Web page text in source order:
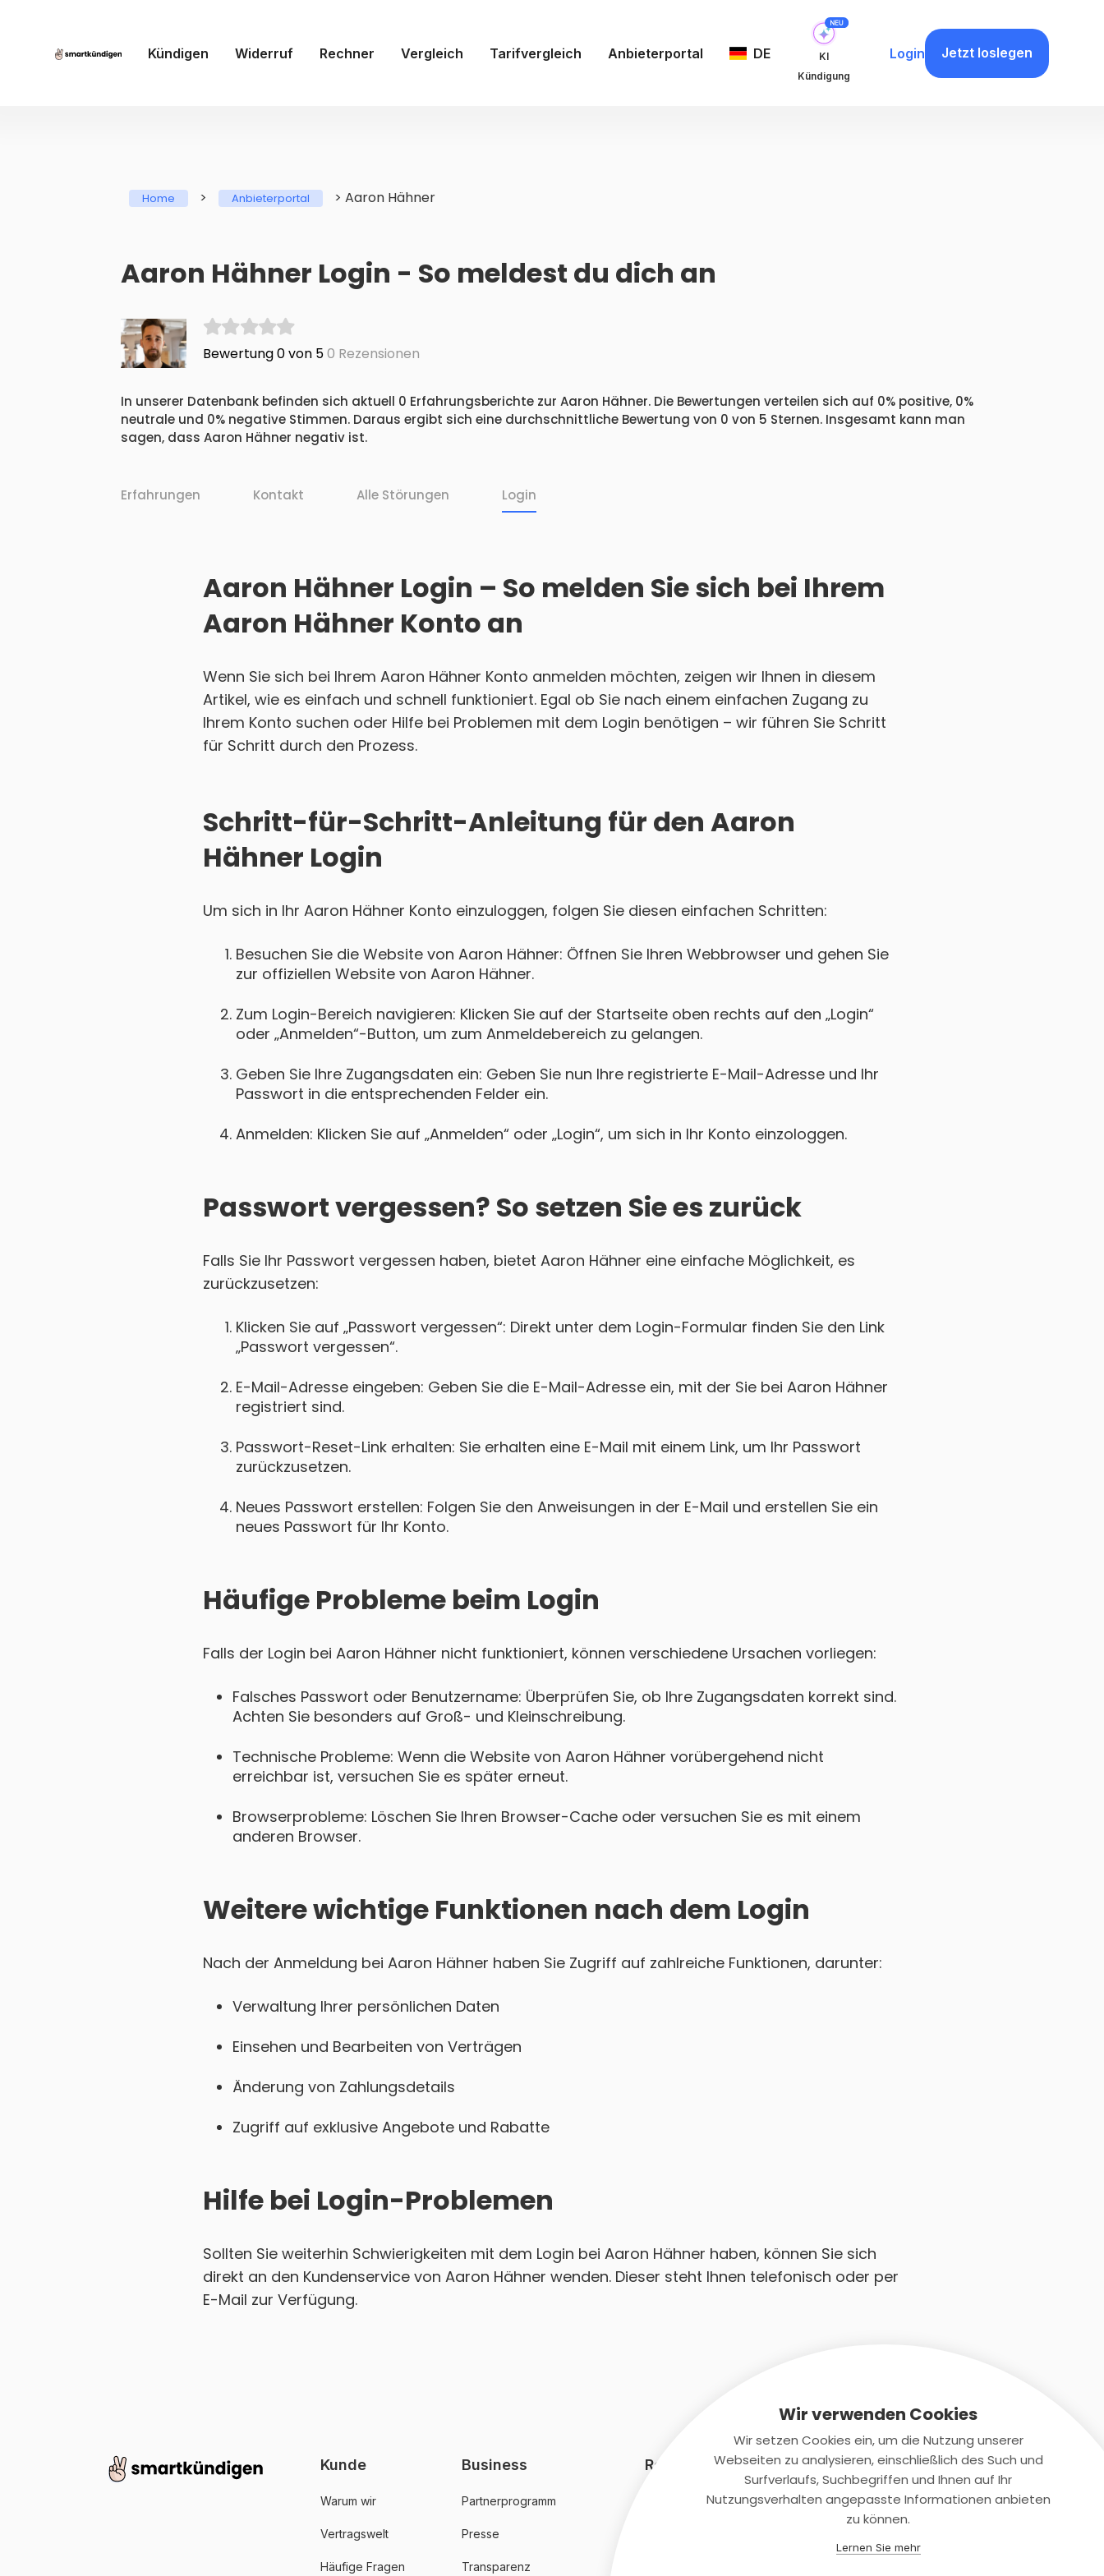
Kündigen Widerruf Rechner Vergleich Tarifvergleich Anbieterportal DE
KI
Kündigung
Login Jetzt loslegen
Home > Anbieterportal > Aaron Hähner
Aaron Hähner Login - So meldest du dich an
Bewertung 0 von 50 Rezensionen
In unserer Datenbank befinden sich aktuell 0 Erfahrungsberichte zur Aaron Hähner. Die Bewertungen verteilen sich auf 0% positive, 0%
neutrale und 0% negative Stimmen. Daraus ergibt sich eine durchschnittliche Bewertung von 0 von 5 Sternen. Insgesamt kann man
sagen, dass Aaron Hähner negativ ist.
Erfahrungen Kontakt Alle Störungen Login
Aaron Hähner Login – So melden Sie sich bei Ihrem
Aaron Hähner Konto an
Wenn Sie sich bei Ihrem Aaron Hähner Konto anmelden möchten, zeigen wir Ihnen in diesem
Artikel, wie es einfach und schnell funktioniert. Egal ob Sie nach einem einfachen Zugang zu
Ihrem Konto suchen oder Hilfe bei Problemen mit dem Login benötigen – wir führen Sie Schritt
für Schritt durch den Prozess.
Schritt-für-Schritt-Anleitung für den Aaron
Hähner Login
Um sich in Ihr Aaron Hähner Konto einzuloggen, folgen Sie diesen einfachen Schritten:
Besuchen Sie die Website von Aaron Hähner: Öffnen Sie Ihren Webbrowser und gehen Sie
zur offiziellen Website von Aaron Hähner.
Zum Login-Bereich navigieren: Klicken Sie auf der Startseite oben rechts auf den „Login“
oder „Anmelden“-Button, um zum Anmeldebereich zu gelangen.
Geben Sie Ihre Zugangsdaten ein: Geben Sie nun Ihre registrierte E-Mail-Adresse und Ihr
Passwort in die entsprechenden Felder ein.
Anmelden: Klicken Sie auf „Anmelden“ oder „Login“, um sich in Ihr Konto einzologgen.
Passwort vergessen? So setzen Sie es zurück
Falls Sie Ihr Passwort vergessen haben, bietet Aaron Hähner eine einfache Möglichkeit, es
zurückzusetzen:
Klicken Sie auf „Passwort vergessen“: Direkt unter dem Login-Formular finden Sie den Link
„Passwort vergessen“.
E-Mail-Adresse eingeben: Geben Sie die E-Mail-Adresse ein, mit der Sie bei Aaron Hähner
registriert sind.
Passwort-Reset-Link erhalten: Sie erhalten eine E-Mail mit einem Link, um Ihr Passwort
zurückzusetzen.
Neues Passwort erstellen: Folgen Sie den Anweisungen in der E-Mail und erstellen Sie ein
neues Passwort für Ihr Konto.
Häufige Probleme beim Login
Falls der Login bei Aaron Hähner nicht funktioniert, können verschiedene Ursachen vorliegen:
Falsches Passwort oder Benutzername: Überprüfen Sie, ob Ihre Zugangsdaten korrekt sind.
Achten Sie besonders auf Groß- und Kleinschreibung.
Technische Probleme: Wenn die Website von Aaron Hähner vorübergehend nicht
erreichbar ist, versuchen Sie es später erneut.
Browserprobleme: Löschen Sie Ihren Browser-Cache oder versuchen Sie es mit einem
anderen Browser.
Weitere wichtige Funktionen nach dem Login
Nach der Anmeldung bei Aaron Hähner haben Sie Zugriff auf zahlreiche Funktionen, darunter:
Verwaltung Ihrer persönlichen Daten
Einsehen und Bearbeiten von Verträgen
Änderung von Zahlungsdetails
Zugriff auf exklusive Angebote und Rabatte
Hilfe bei Login-Problemen
Sollten Sie weiterhin Schwierigkeiten mit dem Login bei Aaron Hähner haben, können Sie sich
direkt an den Kundenservice von Aaron Hähner wenden. Dieser steht Ihnen telefonisch oder per
E-Mail zur Verfügung.
Kunde
Warum wir
Vertragswelt
Häufige Fragen
Business
Partnerprogramm
Presse
Transparenz
Rechtliches Kontaktiere uns
+(49)2131/708-4280
Wir verwenden Cookies
Wir setzen Cookies ein, um die Nutzung unserer
Webseiten zu analysieren, einschließlich des Such und
Surfverlaufs, Suchbegriffen und Ihnen auf Ihr
Nutzungsverhalten angepasste Informationen anbieten
zu können.
Lernen Sie mehr